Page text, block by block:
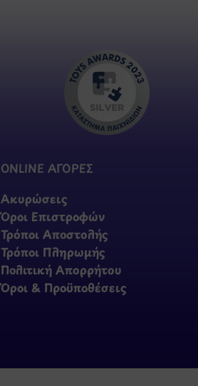
ONLINE ΑΓΟΡΕΣ
Ακυρώσεις
Όροι Επιστροφών
Τρόποι Αποστολής
Τρόποι Πληρωμής
Πολιτική Απορρήτου
Όροι & Προϋποθέσεις